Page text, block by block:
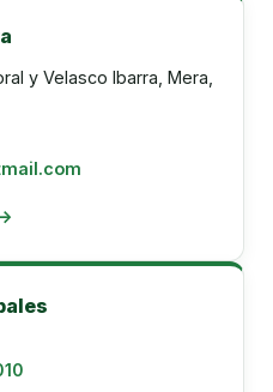
y Velasco Ibarra, Mera,